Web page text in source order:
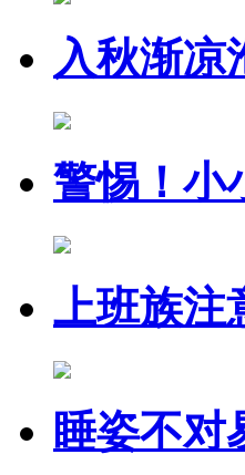
入秋渐凉
警惕！小
上班族注
睡姿不对